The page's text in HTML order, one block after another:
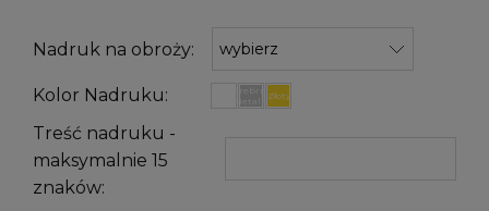
Nadruk na obroży:
Kolor Nadruku:
Srebrny
MetalikZłoty
Treść nadruku -
maksymalnie 15
znaków: